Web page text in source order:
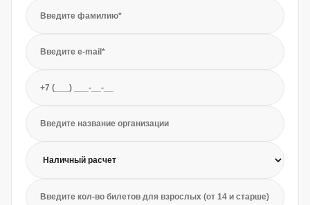
Введите фамилию*
Введите e-mail*
Введите телефон*
Введите название организации
Введите кол-во билетов для взрослых (от 14 и старше)